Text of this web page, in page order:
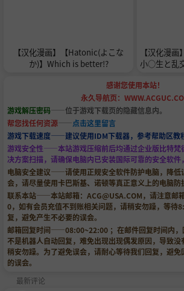
【汉化漫画】【Hatonic(よこな
か)】Which is better!?
【汉化漫
小○生と乱
感谢您使用本站！
永久导航页：
游戏解压密码——位于游戏下载页的隐藏信息内。
帮您找任何资源——点击这里留言
游戏下载速度——建议使用IDM下载器，参考帮助区教
游戏安全性——本站游戏压缩前后均通过企业版比特梵
决方案扫描，请确保电脑内已安装国际可靠的安全软件
电脑安全建议——请使用正规安全软件防护电脑，降低
会，请尽量使用卡巴斯基、诺顿等真正意义上的电脑防
联系本站——本站邮箱： ACG@USA.COM，请注意邮
0，如有会员充值不到账相关问题，请稍安勿躁，等待
复，避免产生不必要的误会。
邮箱回复时间——08:00~22:00 ；在邮件回复时间内，
不是机器人自动回复，难免出现出现偶发原因，导致
稍安勿躁。为了避免误会，请耐心等待我们回复，避
的误会。
最新评论